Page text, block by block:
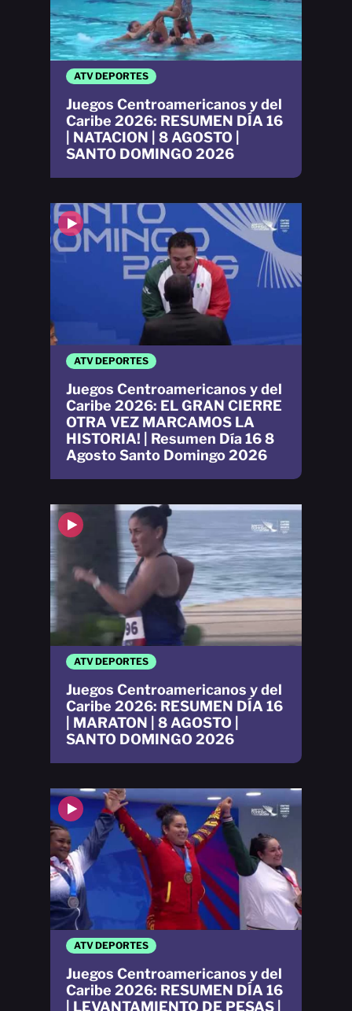
ATV DEPORTES
Juegos Centroamericanos y del
Caribe 2026: EL GRAN CIERRE
OTRA VEZ MARCAMOS LA
HISTORIA! | Resumen Día 16 8
Agosto Santo Domingo 2026
ATV DEPORTES
Juegos Centroamericanos y del
Caribe 2026: RESUMEN DÍA 16
| NATACION | 8 AGOSTO |
SANTO DOMINGO 2026
ATV DEPORTES
Juegos Centroamericanos y del
Caribe 2026: RESUMEN DÍA 16
| LEVANTAMIENTO DE PESAS |
ATV DEPORTES
Juegos Centroamericanos y del
Caribe 2026: RESUMEN DÍA 16
| MARATON | 8 AGOSTO |
SANTO DOMINGO 2026